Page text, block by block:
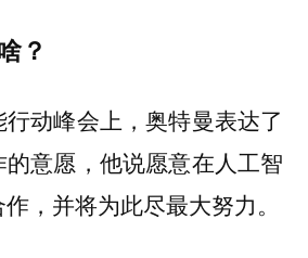
？
动峰会上，奥特曼表达了
意愿， 他说愿意在人工智
，并将为此尽最大努力。